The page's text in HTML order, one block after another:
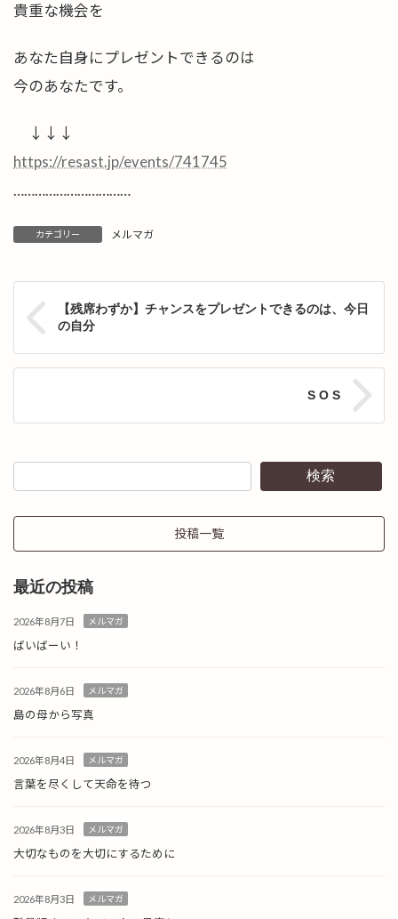
貴重な機会を
あなた自身にプレゼントできるのは
今のあなたです。
↓↓↓
https://resast.jp/events/741745
……………………………
カテゴリー メルマガ
【残席わずか】チャンスをプレゼントできるのは、今日
の自分
S O S
検索
投稿一覧
最近の投稿
2026年8月7日 メルマガ
ばいばーい！
2026年8月6日 メルマガ
島の母から写真
2026年8月4日 メルマガ
言葉を尽くして天命を待つ
2026年8月3日 メルマガ
大切なものを大切にするために
2026年8月3日 メルマガ